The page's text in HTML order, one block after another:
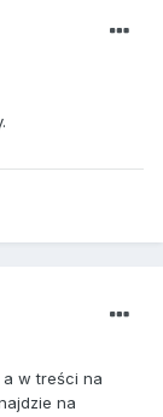
w treści na
na